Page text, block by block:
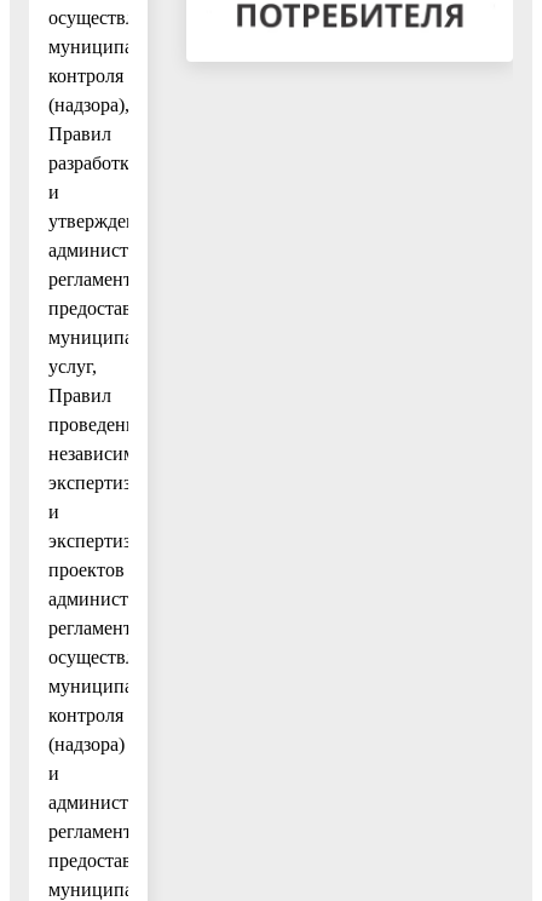
осуществления
муниципального
контроля
(надзора),
Правил
разработки
и
утверждения
административных
регламентов
предоставления
муниципальных
услуг,
Правил
проведения
независимой
экспертизы
и
экспертизы
проектов
административных
регламентов
осуществления
муниципального
контроля
(надзора)
и
административных
регламентов
предоставления
муниципальных